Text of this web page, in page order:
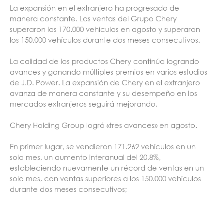
La expansión en el extranjero ha progresado de
manera constante. Las ventas del Grupo Chery
superaron los 170.000 vehículos en agosto y superaron
los 150.000 vehículos durante dos meses consecutivos.
La calidad de los productos Chery continúa logrando
avances y ganando múltiples premios en varios estudios
de J.D. Power. La expansión de Chery en el extranjero
avanza de manera constante y su desempeño en los
mercados extranjeros seguirá mejorando.
Chery Holding Group logró «tres avances» en agosto.
En primer lugar, se vendieron 171.262 vehículos en un
solo mes, un aumento interanual del 20,8%,
estableciendo nuevamente un récord de ventas en un
solo mes, con ventas superiores a los 150.000 vehículos
durante dos meses consecutivos;